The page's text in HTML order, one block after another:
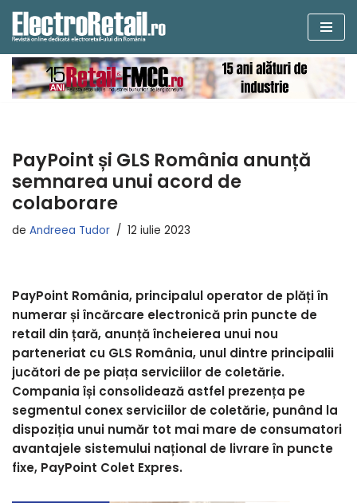
Sari
la
conținut
PayPoint și GLS România anunță
semnarea unui acord de
colaborare
de Andreea Tudor 12 iulie 2023
PayPoint România, principalul operator de plăți în
numerar și încărcare electronică prin puncte de
retail din țară, anunță încheierea unui nou
parteneriat cu GLS România, unul dintre principalii
jucători de pe piața serviciilor de coletărie.
Compania își consolidează astfel prezența pe
segmentul conex serviciilor de coletărie, punând la
dispoziția unui număr tot mai mare de consumatori
avantajele sistemului național de livrare în puncte
fixe, PayPoint Colet Expres.